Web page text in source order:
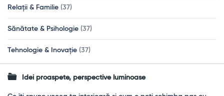
Relații & Familie (37)
Sănătate & Psihologie (37)
Tehnologie & Inovație (37)
Idei proaspete, perspective luminoase